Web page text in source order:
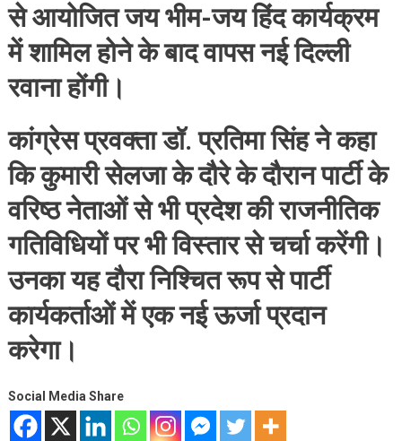
से आयोजित जय भीम-जय हिंद कार्यक्रम
में शामिल होने के बाद वापस नई दिल्ली
रवाना होंगी।
कांग्रेस प्रवक्ता डॉ. प्रतिमा सिंह ने कहा
कि कुमारी सेलजा के दौरे के दौरान पार्टी के
वरिष्ठ नेताओं से भी प्रदेश की राजनीतिक
गतिविधियों पर भी विस्तार से चर्चा करेंगी।
उनका यह दौरा निश्चित रूप से पार्टी
कार्यकर्ताओं में एक नई ऊर्जा प्रदान
करेगा।
Social Media Share